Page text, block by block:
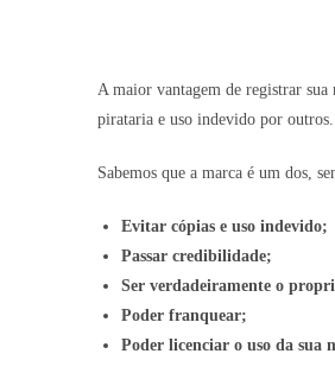
A maior vantagem de registrar
pirataria e uso indevido por outros.
Sabemos que a marca é um dos,
Evitar cópias e uso indevido;
Passar credibilidade;
Ser verdadeiramente o
Poder franquear;
Poder licenciar o uso da sua